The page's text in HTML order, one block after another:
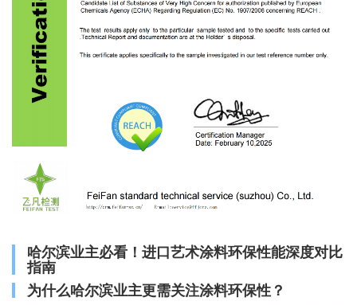
哈尔滨业主必看！进口艺术涂料环保性能深度对比
指南
为什么哈尔滨业主更需关注涂料环保性？